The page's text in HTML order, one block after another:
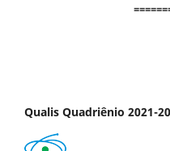
Qualis Quadriênio 2021-